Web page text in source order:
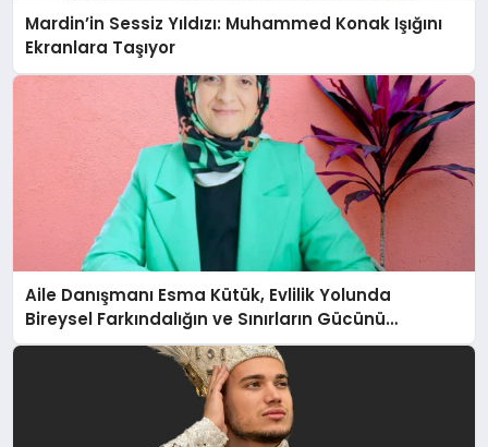
Mardin’in Sessiz Yıldızı: Muhammed Konak Işığını
Ekranlara Taşıyor
Aile Danışmanı Esma Kütük, Evlilik Yolunda
Bireysel Farkındalığın ve Sınırların Gücünü
Anlatıyor